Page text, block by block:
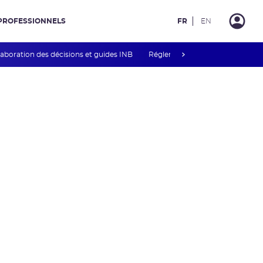
des décisions et guides INB Réglementation associée
FR EN